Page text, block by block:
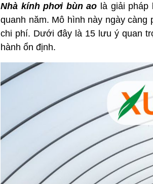
Nhà kính phơi bùn ao là giải
quanh năm. Mô hình này ngày
chi phí. Dưới đây là 15 lưu ý quan
hành ổn định.